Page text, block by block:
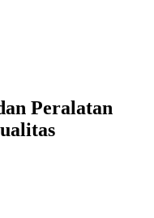
Peralatan